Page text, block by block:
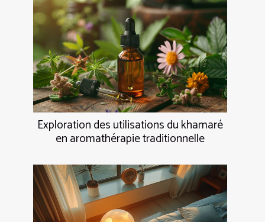
Exploration des utilisations du khamaré
en aromathérapie traditionnelle